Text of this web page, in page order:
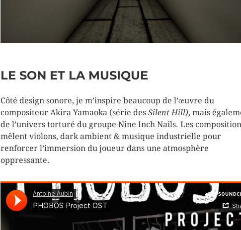
LE SON ET LA MUSIQUE
Côté design sonore, je m’inspire beaucoup de l’œuvre du
compositeur Akira Yamaoka (série des Silent Hill), mais
de l’univers torturé du groupe Nine Inch Nails. Les
mêlent violons, dark ambient & musique industrielle pour
renforcer l’immersion du joueur dans une atmosphère
oppressante.